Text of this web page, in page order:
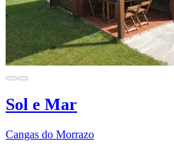
Sol e Mar
Cangas do Morrazo